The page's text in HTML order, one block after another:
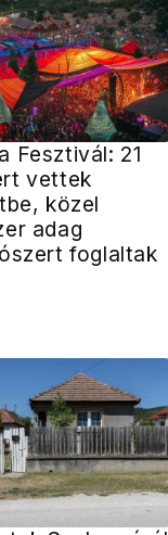
Fesztivál: 21
vettek
közel
adag
foglaltak